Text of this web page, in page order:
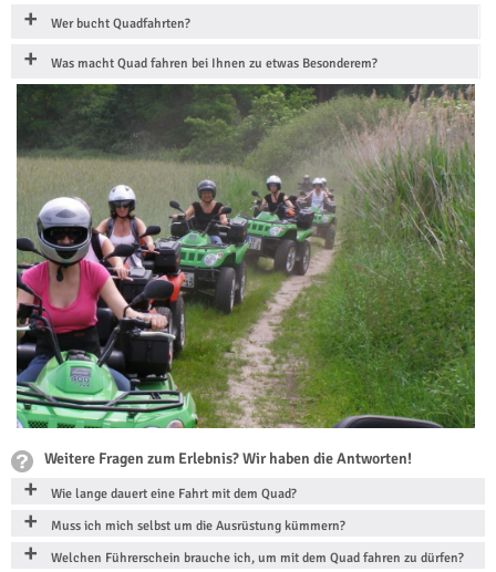
Wer bucht Quadfahrten?
Was macht Quad fahren bei Ihnen zu etwas Besonderem?
Weitere Fragen zum Erlebnis? Wir haben die Antworten!
Wie lange dauert eine Fahrt mit dem Quad?
Muss ich mich selbst um die Ausrüstung kümmern?
Welchen Führerschein brauche ich, um mit dem Quad fahren zu dürfen?